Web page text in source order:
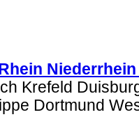
Krefeld
Dortmund